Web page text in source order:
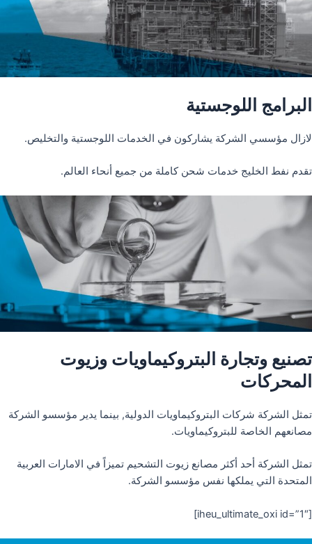
البرامج اللوجستية
لازال مؤسسي الشركة يشاركون في الخدمات اللوجستية والتخليص.
تقدم نفط الخليج خدمات شحن كاملة من جميع أنحاء العالم.
تصنيع وتجارة البتروكيماويات وزيوت
المحركات
تمثل الشركة شركات البتروكيماويات الدولية, بينما يدير مؤسسو الشركة
مصانعهم الخاصة للبتروكيماويات.
تمثل الشركة أحد أكثر مصانع زيوت التشحيم تميزاً في الامارات العربية
المتحدة التي يملكها نفس مؤسسو الشركة.
[iheu_ultimate_oxi id=”1″]